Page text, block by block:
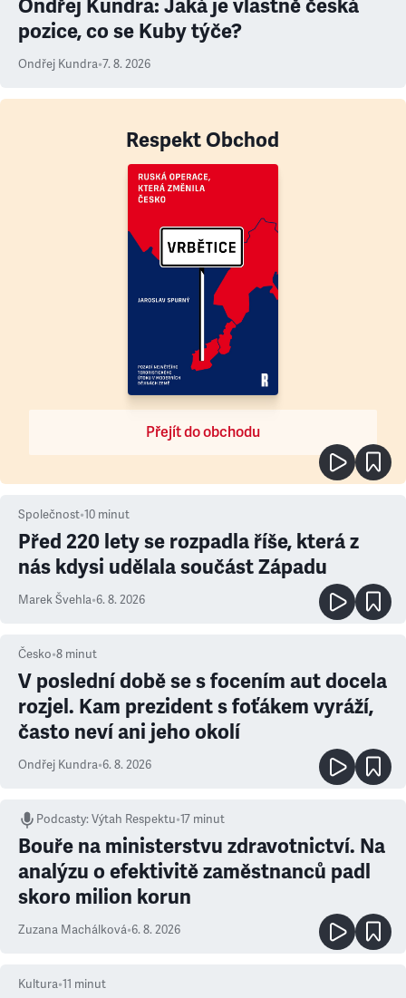
Ondřej Kundra: Jaká je vlastně česká
pozice, co se Kuby týče?
Ondřej Kundra•7. 8. 2026
Respekt Obchod
Přejít do obchodu
Společnost•10 minut
Před 220 lety se rozpadla říše, která z
nás kdysi udělala součást Západu
Marek Švehla•6. 8. 2026
Česko•8 minut
V poslední době se s focením aut docela
rozjel. Kam prezident s foťákem vyráží,
často neví ani jeho okolí
Ondřej Kundra•6. 8. 2026
Podcasty:Výtah Respektu•17 minut
Bouře na ministerstvu zdravotnictví. Na
analýzu o efektivitě zaměstnanců padl
skoro milion korun
Zuzana Machálková•6. 8. 2026
Kultura•11 minut